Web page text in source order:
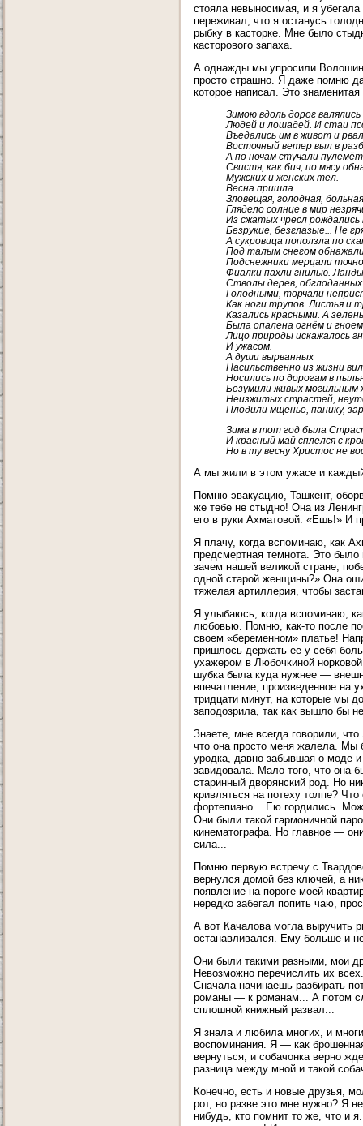
стояла невыносимая, и я
переживал, что я останусь
рыбку в касторке. Мне было
касторового запаха.
А однажды мы упросили
просто страшно. Я даже помню
которое написал. Это
Зимою вдоль дорог
Людей и лошадей. И стаи
Въедались им в живот и
Восточный ветер выл в
А по ночам стучали
Свистя, как бич, по мясу
Мужских и женских тел.
Весна пришла
Зловещая, голодная,
Глядело солнце в мир
Из сжатых чресл рождались
Безрукие, безглазые... Не
А сукровица поползла по
Под талым снегом
Подснежники мерцали точно
Фиалки пахли гнилью.
Стволы дерев, обглоданных
Голодными, торчали
Как ноги трупов. Листья и
Казались красными. А
Была опалена огнём и
Лицо природы искажалось
И ужасом.
А души вырванных
Насильственно из жизни
Носились по дорогам в
Безумили живых могильным
Неизжитых страстей,
Плодили мщенье, панику,
Зима в тот год была
И красный май сплелся с
Но в ту весну Христос не
А мы жили в этом ужасе и
Помню эвакуацию, Ташкент,
же тебе не стыдно! Она из
его в руки Ахматовой: «Ешь!» И
Я плачу, когда вспоминаю, как
предсмертная темнота. Это было
зачем нашей великой стране,
одной старой женщины?» Она
тяжелая артиллерия, чтобы
Я улыбаюсь, когда вспоминаю,
любовью. Помню, как-то после
своем «беременном» платье!
пришлось держать ее у себя
ухажером в Любочкиной
шубка была куда нужнее —
впечатление, произведенное на
тридцати минут, на которые мы
заподозрила, так как вышло бы
Знаете, мне всегда говорили,
что она просто меня жалела. Мы
уродка, давно забывшая о моде
завидовала. Мало того, что она
старинный дворянский род. Но
кривляться на потеху толпе?
фортепиано... Ею гордились.
Они были такой гармоничной
кинематографа. Но главное —
сила...
Помню первую встречу с
вернулся домой без ключей, а
появление на пороге моей
нередко забегал попить чаю,
А вот Качалова могла выручить
останавливался. Ему больше и
Они были такими разными, мои
Невозможно перечислить их
Сначала начинаешь разбирать
романы — к романам... А потом
сплошной книжный развал...
Я знала и любила многих, и
воспоминания. Я — как
вернуться, и собачонка верно
разница между мной и такой
Конечно, есть и новые друзья,
рот, но разве это мне нужно? Я
нибудь, кто помнит то же, что и